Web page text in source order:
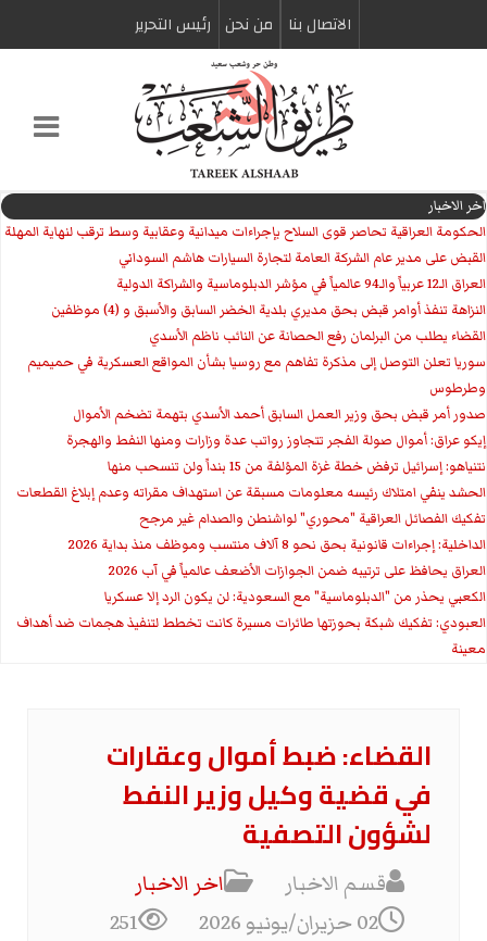
الاتصال بنا من نحن رئیس التحریر
اخر الاخبار
الحكومة العراقية تحاصر قوى السلاح بإجراءات ميدانية وعقابية وسط ترقب لنهاية المهلة
القبض على مدير عام الشركة العامة لتجارة السيارات هاشم السوداني
العراق الـ12 عربياً والـ94 عالمياً في مؤشر الدبلوماسية والشراكة الدولية
النزاهة تنفذ أوامر قبض بحق مديري بلدية الخضر السابق والأسبق و (4) موظفين
القضاء يطلب من البرلمان رفع الحصانة عن النائب ناظم الأسدي
سوريا تعلن التوصل إلى مذكرة تفاهم مع روسيا بشأن المواقع العسكرية في حميميم
وطرطوس
صدور أمر قبض بحق وزير العمل السابق أحمد الأسدي بتهمة تضخم الأموال
إيكو عراق: أموال صولة الفجر تتجاوز رواتب عدة وزارات ومنها النفط والهجرة
نتنياهو: إسرائيل ترفض خطة غزة المؤلفة من 15 بنداً ولن تنسحب منها
الحشد ينفي امتلاك رئيسه معلومات مسبقة عن استهداف مقراته وعدم إبلاغ القطعات
تفكيك الفصائل العراقية "محوري" لواشنطن والصدام غير مرجح
الداخلية: إجراءات قانونية بحق نحو 8 آلاف منتسب وموظف منذ بداية 2026
العراق يحافظ على ترتيبه ضمن الجوازات الأضعف عالمياً في آب 2026
الكعبي يحذر من "الدبلوماسية" مع السعودية: لن يكون الرد إلا عسكريا
العبودي: تفكيك شبكة بحوزتها طائرات مسيرة كانت تخطط لتنفيذ هجمات ضد أهداف
معينة
القضاء: ضبط أموال وعقارات
في قضية وكيل وزير النفط
لشؤون التصفية
قسم الاخبار
اخر الاخبار
02 حزيران/يونيو 2026
251